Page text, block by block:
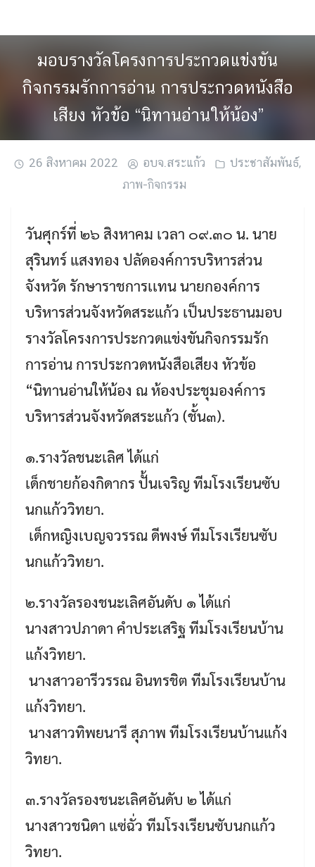
มอบรางวัลโครงการประกวดแข่งขัน
กิจกรรมรักการอ่าน การประกวดหนังสือ
เสียง หัวข้อ “นิทานอ่านให้น้อง”
26 สิงหาคม 2022 อบจ.สระแก้ว ประชาสัมพันธ์,
ภาพ-กิจกรรม
วันศุกร์ที่ ๒๖ สิงหาคม เวลา ๐๙.๓๐ น. นาย
สุรินทร์ แสงทอง ปลัดองค์การบริหารส่วน
จังหวัด รักษาราชการเเทน นายกองค์การ
บริหารส่วนจังหวัดสระแก้ว เป็นประธานมอบ
รางวัลโครงการประกวดแข่งขันกิจกรรมรัก
การอ่าน การประกวดหนังสือเสียง หัวข้อ
“นิทานอ่านให้น้อง ณ ห้องประชุมองค์การ
บริหารส่วนจังหวัดสระแก้ว (ชั้น๓).
​​๑.รางวัลชนะเลิศ ได้แก่
เด็กชายก้องกิดากร ปั้นเจริญ​ ​ทีมโรงเรียนซับ
นกแก้ววิทยา.
​​ เด็กหญิงเบญจวรรณ ดีพงษ์​​​ ทีมโรงเรียนซับ
นกแก้ววิทยา.
​​๒.รางวัลรองชนะเลิศอันดับ ๑ ได้แก่
นางสาวปภาดา คำประเสริฐ ​​​ทีมโรงเรียนบ้าน
แก้งวิทยา.
​​ นางสาวอารีวรรณ อินทรชิต​​​ ทีมโรงเรียนบ้าน
แก้งวิทยา.
​​ นางสาวทิพยนารี สุภาพ​​​ ทีมโรงเรียนบ้านแก้ง
วิทยา.
๓.รางวัลรองชนะเลิศอันดับ ๒ ได้แก่
นางสาวชนิดา แซ่ฉั่ว ​​​​ทีมโรงเรียนซับนกแก้ว
วิทยา.